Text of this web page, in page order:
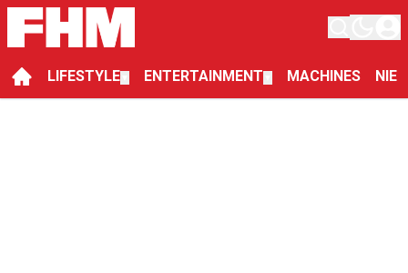
LIFESTYLE ENTERTAINMENT MACHINES